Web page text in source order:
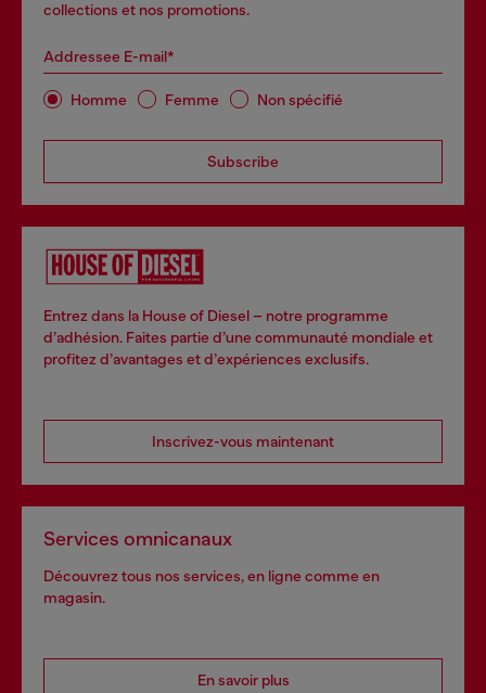
collections et nos promotions.
Addressee E-mail*
Homme Femme Non spécifié
Subscribe
Entrez dans la House of Diesel – notre programme
d’adhésion. Faites partie d’une communauté mondiale et
profitez d’avantages et d’expériences exclusifs.
Inscrivez-vous maintenant
Services omnicanaux
Découvrez tous nos services, en ligne comme en
magasin.
En savoir plus